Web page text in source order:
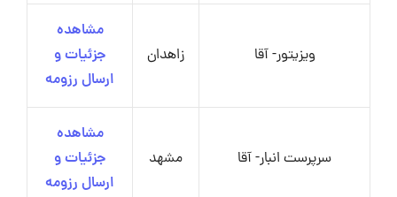
ویزیتور- آقا زاهدان
مشاهده
جزئیات و
ارسال رزومه
سرپرست انبار- آقا مشهد
مشاهده
جزئیات و
ارسال رزومه